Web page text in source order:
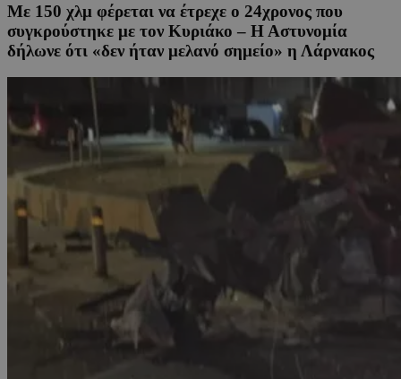
Με 150 χλμ φέρεται να έτρεχε ο 24χρονος που
συγκρούστηκε με τον Κυριάκο – Η Αστυνομία
δήλωνε ότι «δεν ήταν μελανό σημείο» η Λάρνακος